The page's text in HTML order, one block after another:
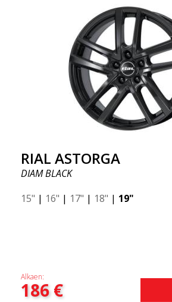
RIAL ASTORGA
DIAM BLACK
15" | 16" | 17" | 18" | 19"
Alkaen:
186€